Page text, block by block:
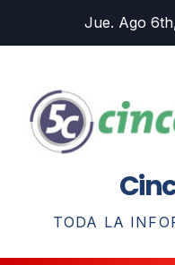
Jue. Ago
TODA LA